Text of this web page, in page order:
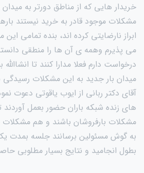
خریدار هایی که از مناطق دورتر به
مشکلات موجود قادر به خرید نیستند
ابراز نارضایتی کرده اند، بنده تمامی
می پذیرم وهمه ی آن ها را منطقی
درخواست دارم فعلا مدارا کنند تا
میدان بار جدید به این مشکلات رسیدگی
آقای دکتر ربانی از ایوب یاقوتی دعوت
های زنده شبکه باران حضور بعمل
مشکلات بارفروشان باشند و هم مشکلات
بطول انجامید و نتایج بسیار مطلوبی